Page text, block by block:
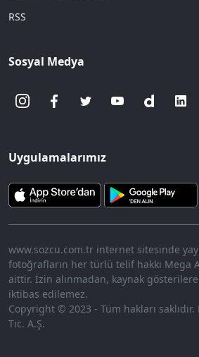
RSS
Sosyal Medya
Uygulamalarımız
www.sozcu.com.tr internet sitesinde
fotoğrafların her türlü telif hakkı Mega
aittir. İzin alınmadan, kaynak
iktibas edilemez.
Copyright © 2023 - Tüm hakları
Tic. A.Ş.